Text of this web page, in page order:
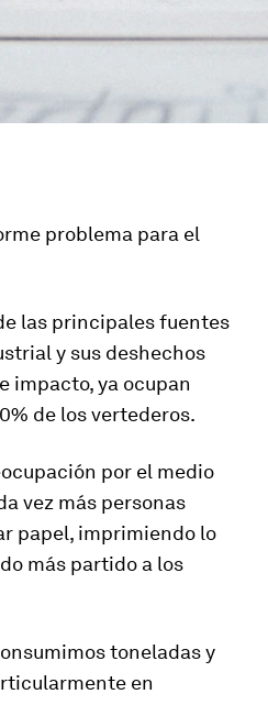
problema para el
las principales fuentes
y sus deshechos
impacto, ya ocupan
de los vertederos.
por el medio
vez más personas
papel, imprimiendo lo
más partido a los
toneladas y
en